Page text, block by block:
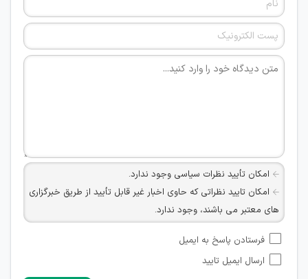
امکان تأیید نظرات سیاسی وجود ندارد.
امکان تایید نظراتی که حاوی اخبار غیر قابل تأیید از طریق خبرگزاری
های معتبر می باشند، وجود ندارد.
شبکه های مجازی ارتباطی می باشند وجود ندارد.
امکان تأیید نظرات کاربرانی که به هر طریقی قصد مأیوس کردن
فرستادن پاسخ به ایمیل
ارسال ایمیل تایید